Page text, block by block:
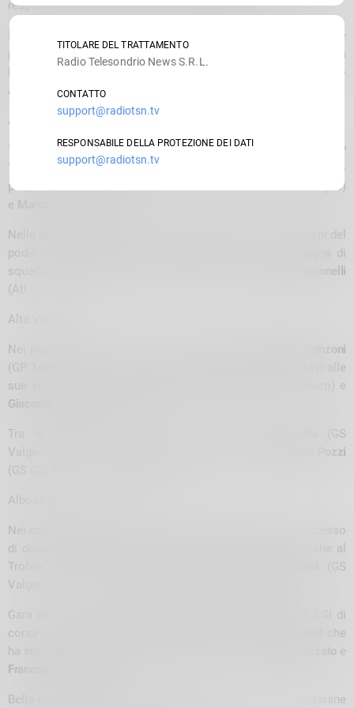
responsabile della formazioneGiovanni Rossi.
Dopo l’entusiasmo contagioso dei cuccioli tra i 6 e i 9 anni, è
partita la gara delle esordienti femminili con la favoritissima
Noemi Lorefice
(GP Santi) che ha nuovamente vinto precedendo
Aya Kattab(Pol.
Albosaggia) e Giulia Fiorelli
Tra gli esordienti, 800 metri anche per loro,Simone Spinetti
(GP
Talamona) ha dimostrato di averne di più di tutti ed ha tagliato
per primo il traguardo davanti ad
(GS CSI Mobegno)
e
Nelle ragazze il GS CSI Tirano occupa le prime due posizioni del
podio grazie alla talentuosa
e alla compagna di
squadra
Alessia Simonelli
(Atl.
Alta Valtellina).
Nei ragazzi come da pronostico l’imbattibile
Giuseppe Tirinzoni
(GP Talamona) si porta a casa un altro successo, ma bravi alle
sue spalle sono i battaglieri
(GS Chiuro) e
Giacomo Pozzi
Tra le cadette bella vittoria per
(GS
Valgerola) che sale sul podio in compagnia di
Benedetta Pozzi
(GS CSI Tirano) e
Albosaggia).
Nei cadetti
(GS CSI Morbegno) dopo il successo
di domenica scorsa al Cross della Bosca si impone anche al
Trofeo Tenni, al 2° posto il rientrante
(GS
Valgerola) e al 3°
Gara allievi di 3,2 km dominata dal campione nazionale CSI di
corsa su strada
(GS CSI Morbegno) che
ha staccato i due portacolori del GS Valgerola
e
Francesco Macedonio
Bella gara quella delle allieve, junior, senior, amatori e veterane
TITOLARE DEL TRATTAMENTO
Radio Telesondrio News S.R.L.
CONTATTO
support@radiotsn.tv
RESPONSABILE DELLA PROTEZIONE DEI DATI
support@radiotsn.tv